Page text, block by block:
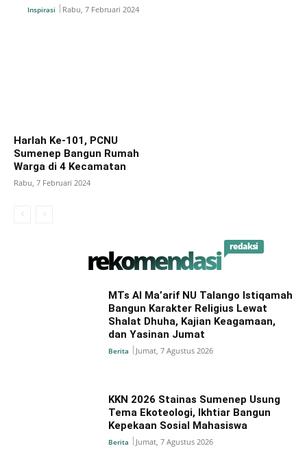
Inspirasi Rabu, 7 Februari 2024
Harlah Ke-101, PCNU
Sumenep Bangun Rumah
Warga di 4 Kecamatan
Rabu, 7 Februari 2024
rekomendasi redaksi
MTs Al Ma’arif NU Talango Istiqamah
Bangun Karakter Religius Lewat
Shalat Dhuha, Kajian Keagamaan,
dan Yasinan Jumat
Berita Jumat, 7 Agustus 2026
KKN 2026 Stainas Sumenep Usung
Tema Ekoteologi, Ikhtiar Bangun
Kepekaan Sosial Mahasiswa
Berita Jumat, 7 Agustus 2026